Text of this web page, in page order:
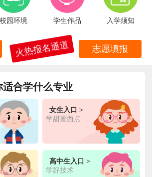
校园环境 学生作品 入学须知
火热报名通道 志愿填报
适合学什么专业
女生入口 >
学甜蜜西点
高中生入口 >
学好技术
专业 福建厦门 6小时前
专业 福建漳州 1天前 在线报名
专业 在线报名
专业 福建厦门 8小时前 在线报名
专业 福建龙岩 5天前 在线报名